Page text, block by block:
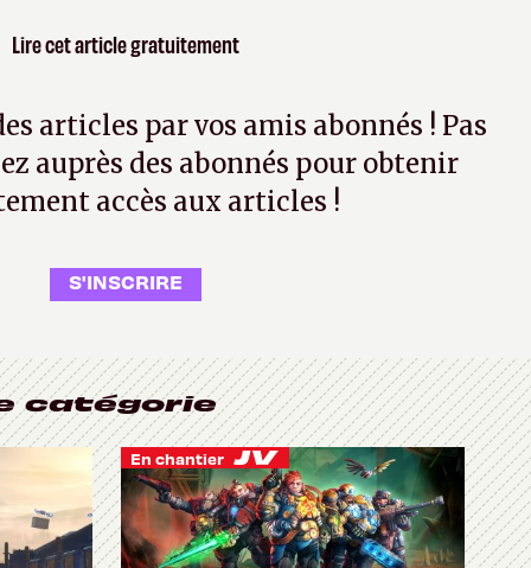
Lire cet article gratuitement
articles par vos amis abonnés ! Pas
auprès des abonnés pour obtenir
accès aux articles !
S'INSCRIRE
catégorie
En chantier